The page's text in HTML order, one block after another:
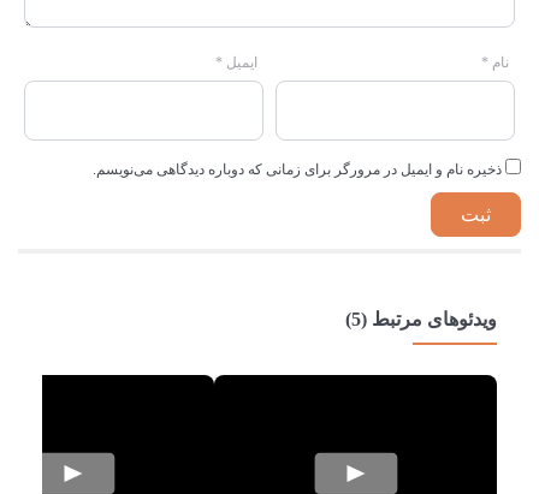
نام * ایمیل *
ذخیره نام و ایمیل در مرورگر برای زمانی که دوباره دیدگاهی می‌نویسم.
ویدئوهای مرتبط (5)